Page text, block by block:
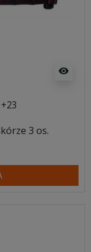
visibility
+23
3 os.